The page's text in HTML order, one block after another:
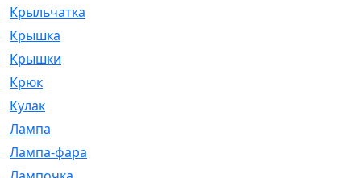
Крыльчатка
Крышка
Крышки
Крюк
Кулак
Лампа
Лампа-фара